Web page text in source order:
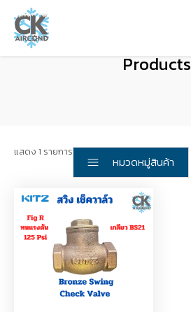
Products
แสดง 1 รายการ
หมวดหมู่สินค้า